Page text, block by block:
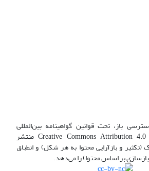
باز، تحت قوانین گواهینامه بین‌المللی
Creative Commons Attribution 4.0 International License منتشر
و بازآرایی محتوا به هر شکل) و انطباق
بر اساس محتوا) را می‌دهد.